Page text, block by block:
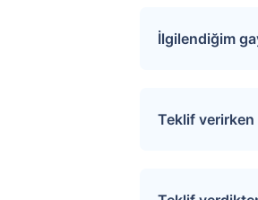
İlgilendiğim
Verdiğiniz
Teklif